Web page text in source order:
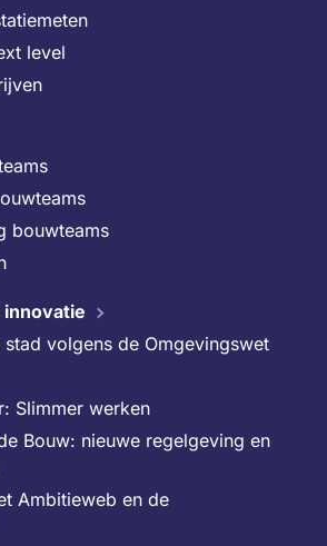
level
bouwteams
innovatie
volgens de Omgevingswet
Slimmer werken
Bouw: nieuwe regelgeving en
Ambitieweb en de